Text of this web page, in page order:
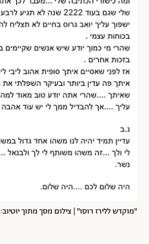
"מוקדש ללירז רוסו" | צילום מסך מתוך יוטיוב: Ron Nesher – רון נשר